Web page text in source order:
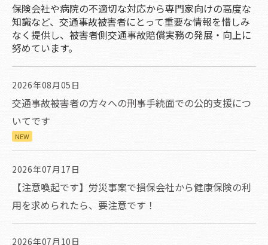
保険会社や病院の不適切な対応から専門家向けの高度な
知識など、交通事故被害者にとって重要な情報を惜しみ
なく提供し、被害者側交通事故賠償実務の発展・向上に
努めています。
2026年08月05日
交通事故被害者の方々への刑事手続面での公的支援につ
いてです
NEW
2026年07月17日
【注意喚起です】労災事案で損保会社から健康保険の利
用を求められたら、要注意です！
2026年07月10日